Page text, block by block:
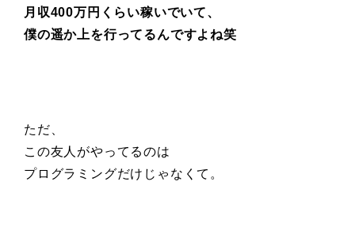
月収400万円くらい稼いでいて、
僕の遥か上を行ってるんですよね笑
ただ、
この友人がやってるのは
プログラミングだけじゃなくて。